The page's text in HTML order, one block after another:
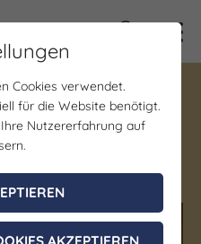
Cookies verwendet.
für die Website benötigt.
Nutzererfahrung auf